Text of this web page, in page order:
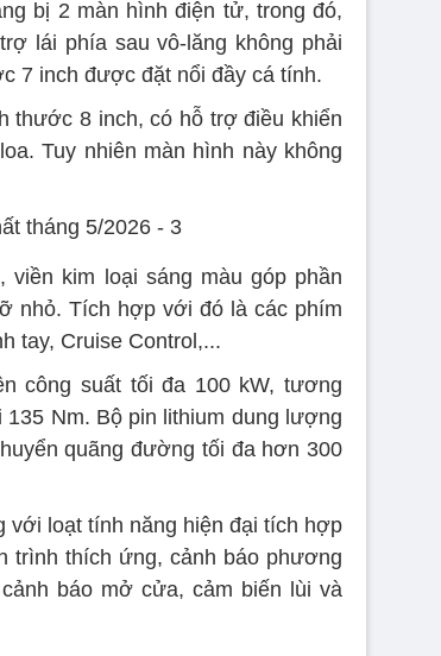
bị 2 màn hình điện tử, trong đó,
lái phía sau vô-lăng không phải
7 inch được đặt nổi đầy cá tính.
thước 8 inch, có hỗ trợ điều khiển
Tuy nhiên màn hình này không
kim loại sáng màu góp phần
nhỏ. Tích hợp với đó là các phím
tay, Cruise Control,...
công suất tối đa 100 kW, tương
Nm. Bộ pin lithium dung lượng
quãng đường tối đa hơn 300
với loạt tính năng hiện đại tích hợp
trình thích ứng, cảnh báo phương
báo mở cửa, cảm biến lùi và